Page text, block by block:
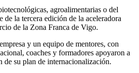
agroalimentarias o del
la tercera edición de la aceleradora
de la Zona Franca de Vigo.
y un equipo de mentores, con
coaches y formadores apoyaron a
de su plan de internacionalización.